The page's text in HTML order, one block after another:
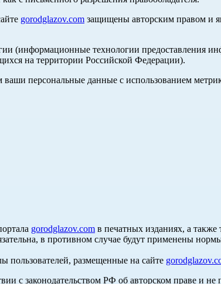
gorodglazov.com защищены авторским правом и
(информационные технологии предоставления
на территории Российской Федерации).
персональные данные с использованием
gorodglazov.com в печатных изданиях, а также
в противном случае будут применены
пользователей, размещенные на сайте
с законодательством РФ об авторском праве и